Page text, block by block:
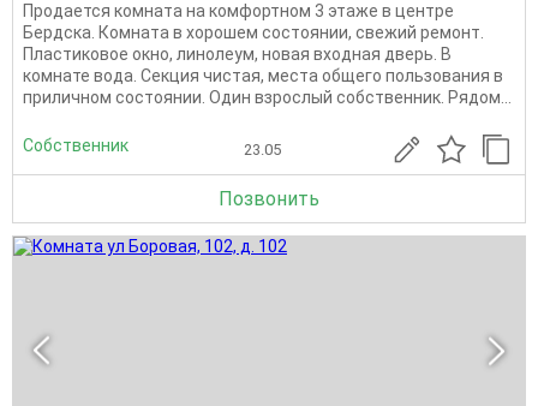
Продается комната на комфортном 3 этаже в центре
Бердска. Комната в хорошем состоянии, свежий ремонт.
Пластиковое окно, линолеум, новая входная дверь. В
комнате вода. Секция чистая, места общего пользования в
приличном состоянии. Один взрослый собственник. Рядом...
Собственник 23.05
Позвонить